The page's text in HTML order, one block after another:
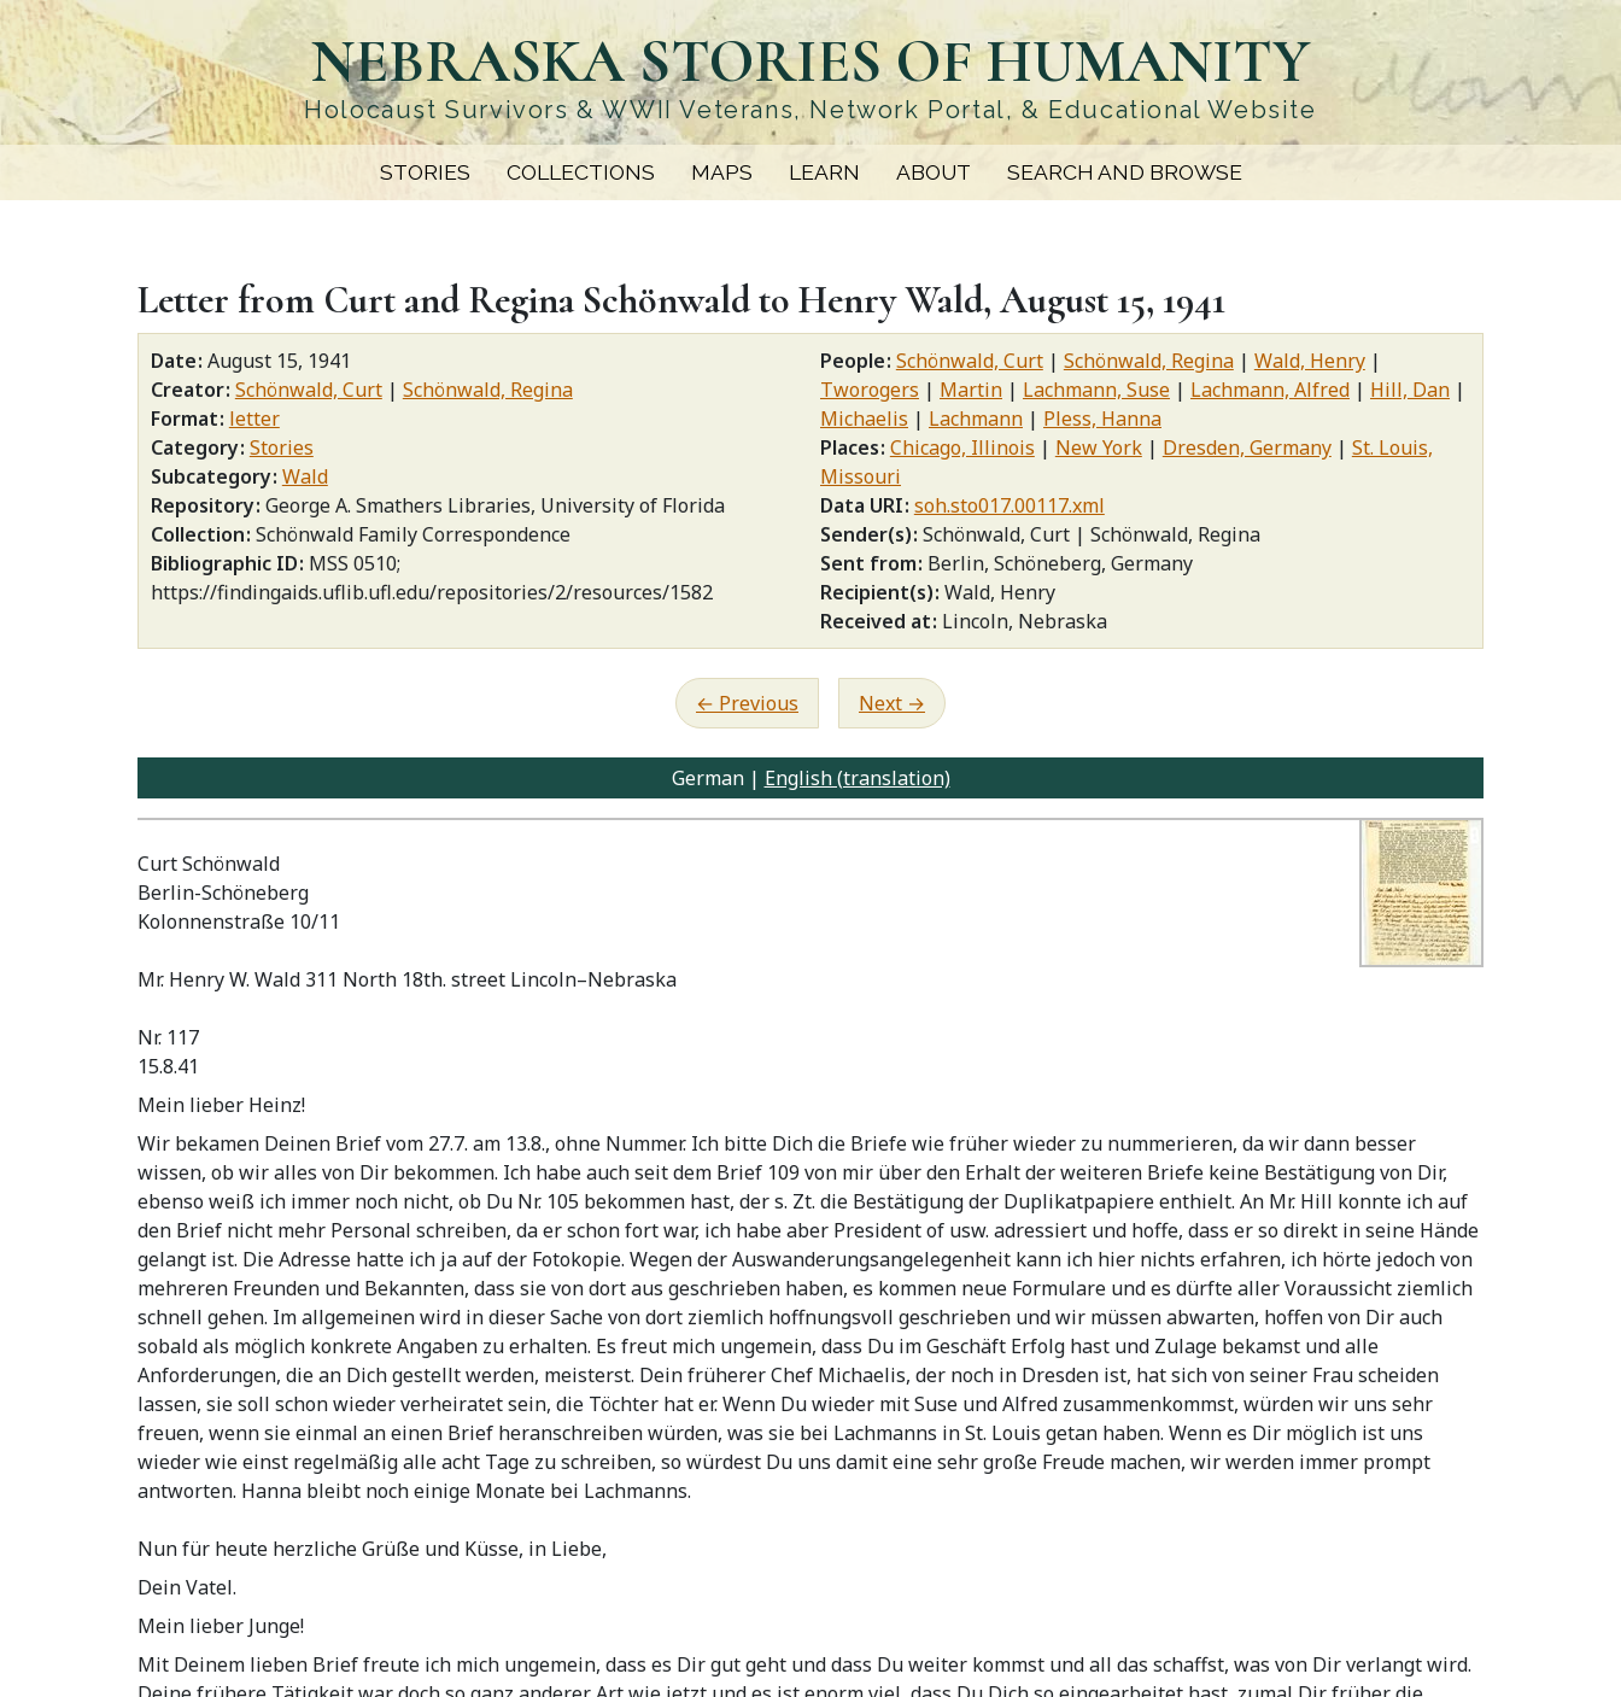
Skip
to
main
content
NEBRASKA STORIES OF HUMANITY
Holocaust Survivors & WWII Veterans, Network Portal, & Educational Website
STORIES COLLECTIONS MAPS LEARN ABOUT SEARCH AND BROWSE
Letter from Curt and Regina Schönwald to Henry Wald, August 15, 1941
Date August 15, 1941
Creator Schönwald, Curt
Schönwald, Regina
Format letter
Category Stories
Subcategory Wald
Repository George A. Smathers Libraries, University of Florida
Collection Schönwald Family Correspondence
Bibliographic ID MSS 0510;
https://findingaids.uflib.ufl.edu/repositories/2/resources/1582
People Schönwald, Curt Schönwald, Regina
Wald, Henry
Tworogers
Martin Lachmann, Suse Lachmann, Alfred
Hill, Dan
Michaelis
Lachmann
Pless, Hanna
Places Chicago, Illinois New York Dresden, Germany
St. Louis,
Missouri
Data URI soh.sto017.00117.xml
Sender(s) Schönwald, Curt
Schönwald, Regina
Sent from Berlin, Schöneberg, Germany
Recipient(s) Wald, Henry
Received at Lincoln, Nebraska
Previous Next
German | English (translation)
Curt Schönwald
Berlin-Schöneberg
Kolonnenstraße 10/11
Mr. Henry W. Wald 311 North 18th. street Lincoln–Nebraska
Nr. 117
15.8.41
Mein lieber Heinz!
Wir bekamen Deinen Brief vom 27.7. am 13.8., ohne Nummer. Ich bitte Dich die Briefe wie früher wieder zu nummerieren, da wir dann besser
wissen, ob wir alles von Dir bekommen. Ich habe auch seit dem Brief 109 von mir über den Erhalt der weiteren Briefe keine Bestätigung von Dir,
ebenso weiß ich immer noch nicht, ob Du Nr. 105 bekommen hast, der s. Zt. die Bestätigung der Duplikatpapiere enthielt. An Mr. Hill konnte ich auf
den Brief nicht mehr Personal schreiben, da er schon fort war, ich habe aber President of usw. adressiert und hoffe, dass er so direkt in seine Hände
gelangt ist. Die Adresse hatte ich ja auf der Fotokopie. Wegen der Auswanderungsangelegenheit kann ich hier nichts erfahren, ich hörte jedoch von
mehreren Freunden und Bekannten, dass sie von dort aus geschrieben haben, es kommen neue Formulare und es dürfte aller Voraussicht ziemlich
schnell gehen. Im allgemeinen wird in dieser Sache von dort ziemlich hoffnungsvoll geschrieben und wir müssen abwarten, hoffen von Dir auch
sobald als möglich konkrete Angaben zu erhalten. Es freut mich ungemein, dass Du im Geschäft Erfolg hast und Zulage bekamst und alle
Anforderungen, die an Dich gestellt werden, meisterst. Dein früherer Chef Michaelis, der noch in Dresden ist, hat sich von seiner Frau scheiden
lassen, sie soll schon wieder verheiratet sein, die Töchter hat er. Wenn Du wieder mit Suse und Alfred zusammenkommst, würden wir uns sehr
freuen, wenn sie einmal an einen Brief heranschreiben würden, was sie bei Lachmanns in St. Louis getan haben. Wenn es Dir möglich ist uns
wieder wie einst regelmäßig alle acht Tage zu schreiben, so würdest Du uns damit eine sehr große Freude machen, wir werden immer prompt
antworten. Hanna bleibt noch einige Monate bei Lachmanns.
Nun für heute herzliche Grüße und Küsse, in Liebe,
Dein Vatel.
Mein lieber Junge!
Mit Deinem lieben Brief freute ich mich ungemein, dass es Dir gut geht und dass Du weiter kommst und all das schaffst, was von Dir verlangt wird.